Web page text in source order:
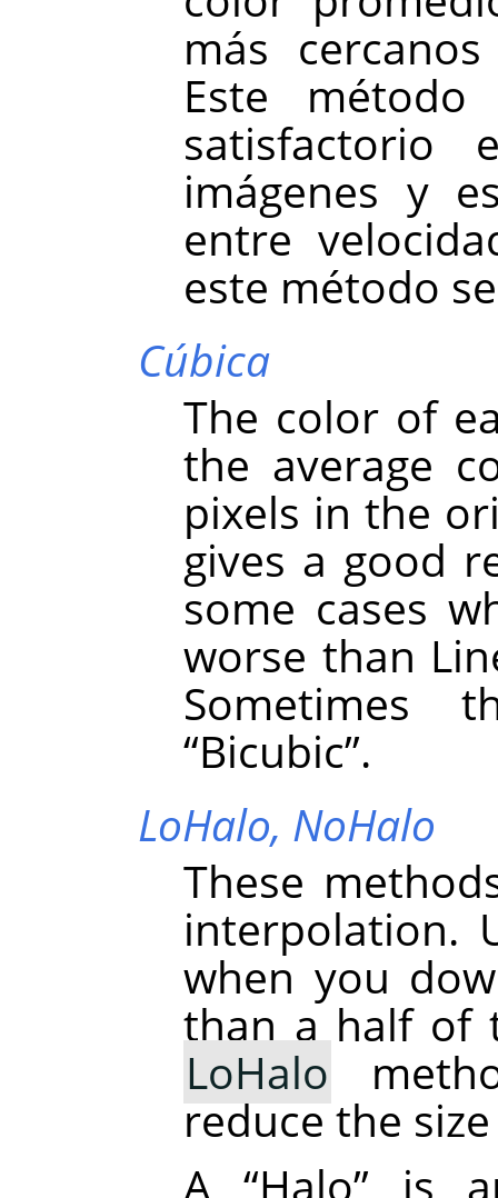
más
Este
imágenes y
entre
este método
Cúbica
The color of
the average
pixels in the
gives a good
some cases
worse than
Sometimes
“Bicubic”.
LoHalo, NoHalo
These
interpolation.
when you
than a half of
LoHalo
reduce the
A“Halo” is